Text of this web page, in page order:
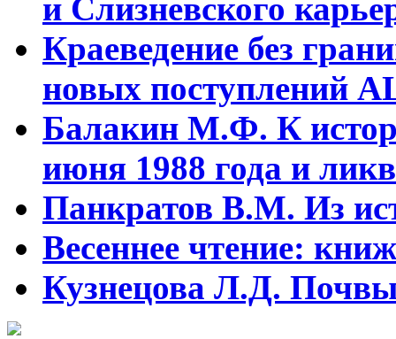
и Слизневского
Краеведение без
новых поступлений
Балакин М.Ф. К
июня 1988 года и
Панкратов В.М. Из
Весеннее чтение:
Кузнецова Л.Д. Почвы